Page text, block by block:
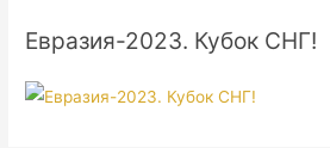
Евразия-2023. Кубок СНГ!